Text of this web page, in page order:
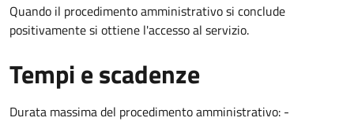
Quando il procedimento amministrativo si conclude
positivamente si ottiene l'accesso al servizio.
Tempi e scadenze
Durata massima del procedimento amministrativo: -